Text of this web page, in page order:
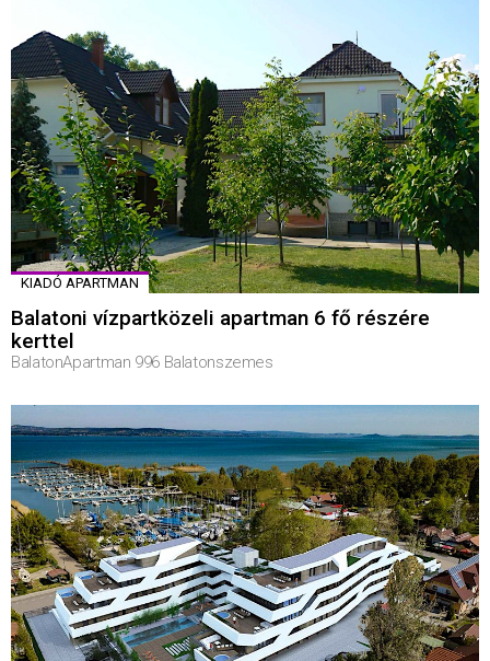
KIADÓ APARTMAN
Balatoni vízpartközeli apartman 6 fő részére
kerttel
BalatonApartman 996 Balatonszemes